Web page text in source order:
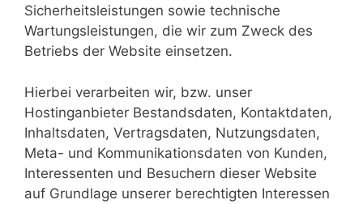
Sicherheitsleistungen sowie technische
Wartungsleistungen, die wir zum Zweck des
Betriebs der Website einsetzen.
Hierbei verarbeiten wir, bzw. unser
Hostinganbieter Bestandsdaten, Kontaktdaten,
Inhaltsdaten, Vertragsdaten, Nutzungsdaten,
Meta- und Kommunikationsdaten von Kunden,
Interessenten und Besuchern dieser Website
auf Grundlage unserer berechtigten Interessen